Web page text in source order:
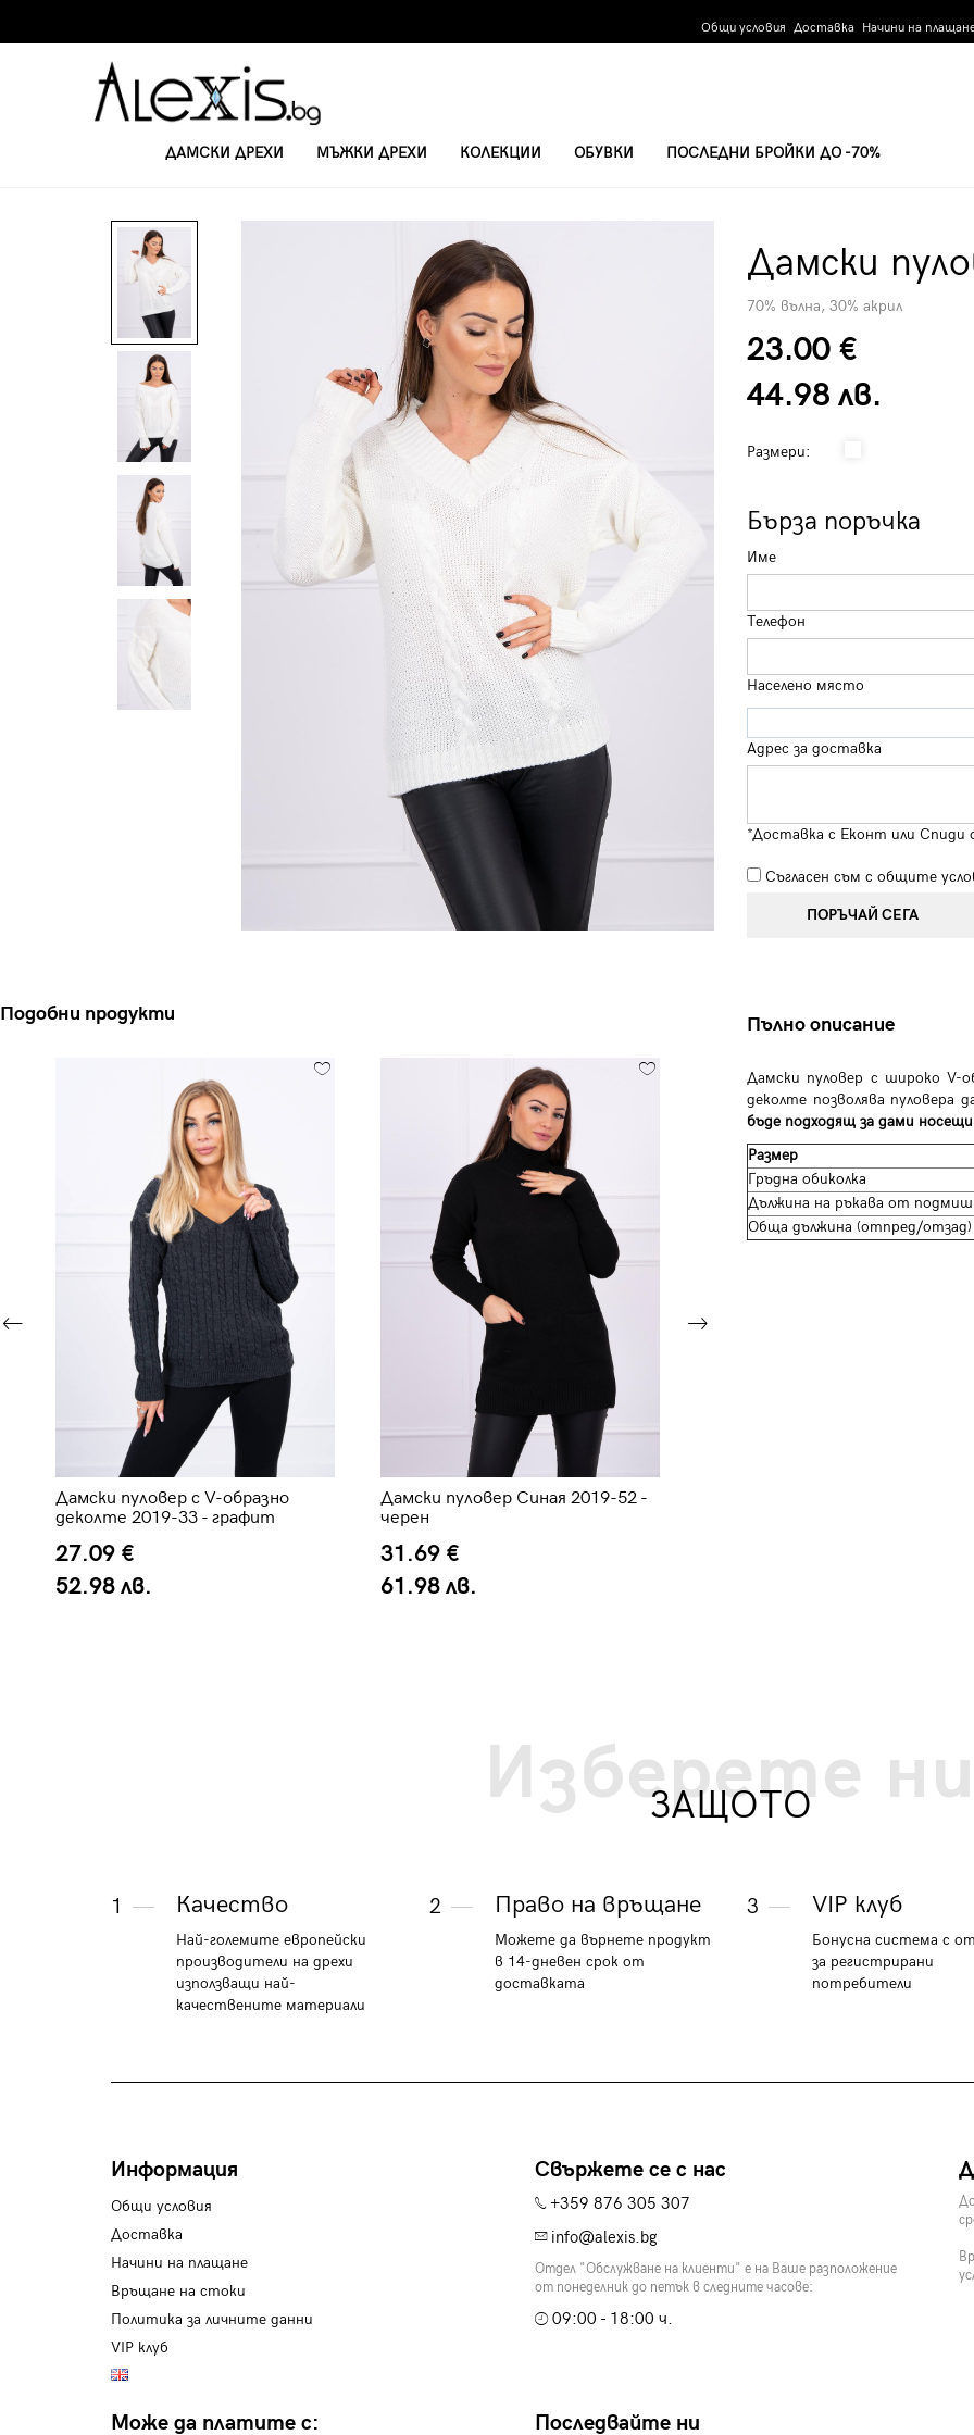
Общи условия Доставка Начини на
ДАМСКИ ДРЕХИ МЪЖКИ ДРЕХИ КОЛЕКЦИИ ОБУВКИ ПОСЛЕДНИ БРОЙКИ ДО -70%
Дамски
70% вълна, 30% акрил
23.00 €
44.98 лв.
Размери:
Бърза поръчка
Име
Телефон
Населено място
Адрес за доставка
*Доставка с Еконт или
Съгласен съм с общите
ПОРЪЧАЙ СЕГА
Подобни продукти
Дамски пуловер с V-образно
деколте 2019-33 - графит
27.09 €
52.98 лв.
Дамски пуловер Синая 2019-52 -
черен
31.69 €
61.98 лв.
Пълно описание
Дамски пуловер с широко V-
деколте позволява пуловера
бъде подходящ за дами
Размер
Гръдна обиколка
Дължина на ръкава от
Обща дължина (отпред/отзад)
Изберете ни
ЗАЩОТО
1 Качество
Най-големите европейски
производители на дрехи
използващи най-
качествените материали
2 Право на връщане
Можете да върнете продукт
в 14-дневен срок от
доставката
3 VIP клуб
Бонусна система с
за регистрирани
потребители
Информация
Общи условия
Доставка
Начини на плащане
Връщане на стоки
Политика за личните данни
VIP клуб
Свържете се с нас
+359 876 305 307
info@alexis.bg
Отдел "Обслужване на клиенти" е на Ваше разположение
от понеделник до петък в следните часове:
09:00 - 18:00 ч.
Може да платите с: Последвайте ни